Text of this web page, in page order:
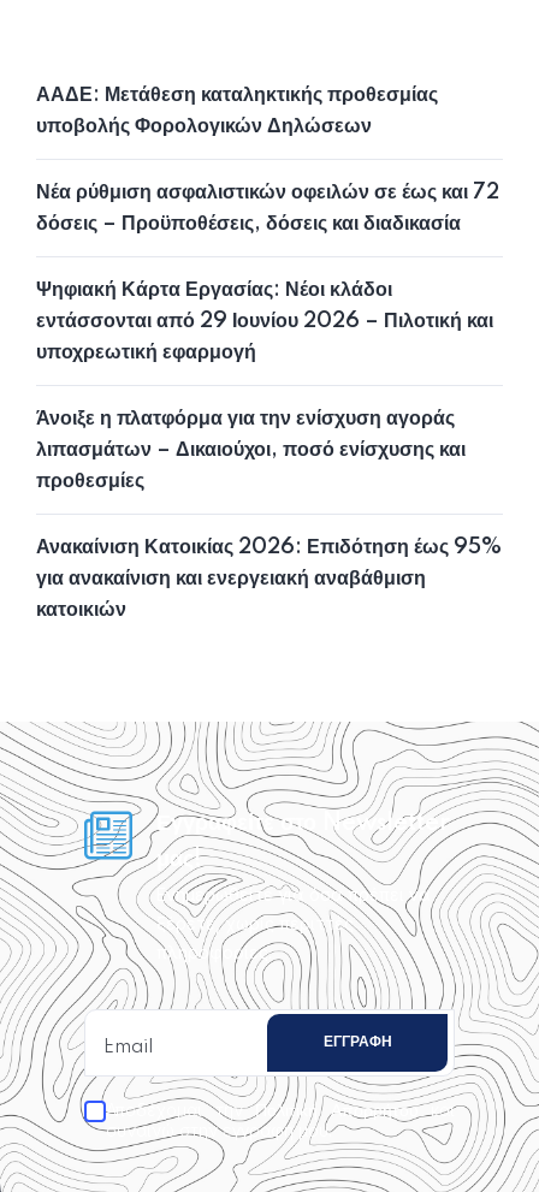
ΑΑΔΕ: Μετάθεση καταληκτικής προθεσμίας
υποβολής Φορολογικών Δηλώσεων
Νέα ρύθμιση ασφαλιστικών οφειλών σε έως και 72
δόσεις – Προϋποθέσεις, δόσεις και διαδικασία
Ψηφιακή Κάρτα Εργασίας: Νέοι κλάδοι
εντάσσονται από 29 Ιουνίου 2026 – Πιλοτική και
υποχρεωτική εφαρμογή
Άνοιξε η πλατφόρμα για την ενίσχυση αγοράς
λιπασμάτων – Δικαιούχοι, ποσό ενίσχυσης και
προθεσμίες
Ανακαίνιση Κατοικίας 2026: Επιδότηση έως 95%
για ανακαίνιση και ενεργειακή αναβάθμιση
κατοικιών
Εγγραφείτε στο Newsletter
μας!
Ενημερωθείτε για όσα πρέπει να
ξέρετε, χωρίς περιττές
πληροφορίες.
Αποδέχομαι τηνΠολιτική Απορρήτουκαι
συναινώ στην εγγραφή μου.